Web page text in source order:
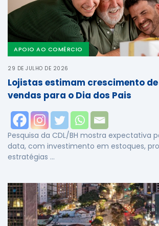
APOIO AO COMÉRCIO
29 DE JULHO DE 2026
Lojistas estimam crescimento de
vendas para o Dia dos Pais
Pesquisa da CDL/BH mostra expectativa
data, com investimento em estoques,
estratégias …